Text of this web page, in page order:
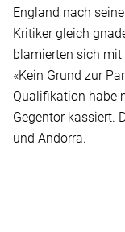
England nach
Kritiker gleich
blamierten sich mit
«Kein Grund zur
Qualifikation habe
Gegentor kassiert.
und Andorra.